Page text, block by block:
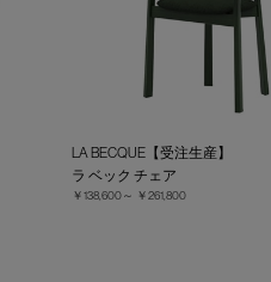
LA BECQUE【受注生産】
ラ ベック チェア
￥138,600～ ￥261,800